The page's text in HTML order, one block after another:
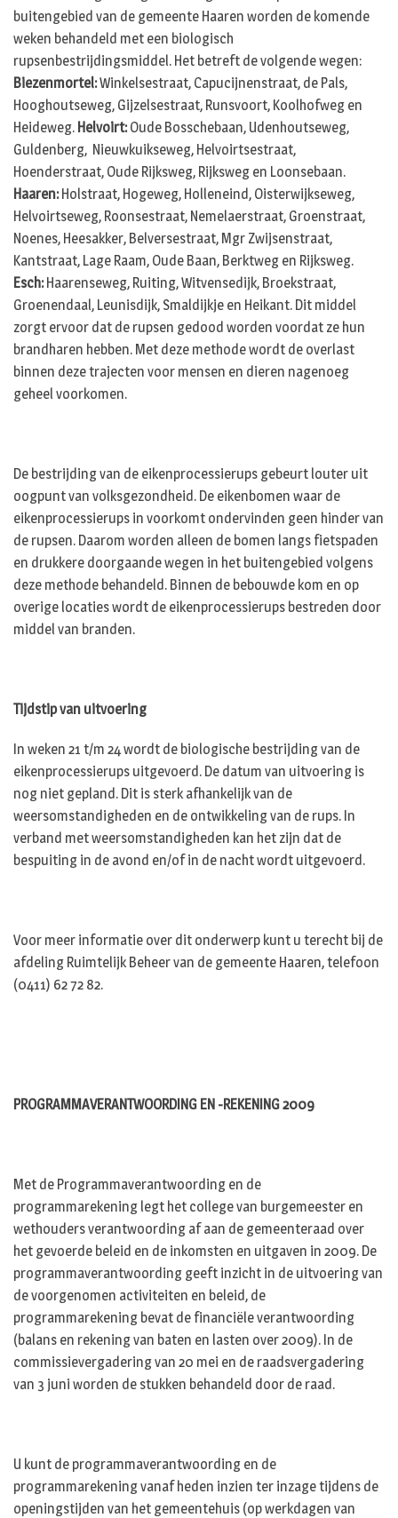
buitengebied van de gemeente Haaren worden de komende
weken behandeld met een biologisch
rupsenbestrijdingsmiddel. Het betreft de volgende wegen:
Biezenmortel:Winkelsestraat, Capucijnenstraat, de Pals,
Hooghoutseweg, Gijzelsestraat, Runsvoort, Koolhofweg en
Heideweg. Helvoirt:Oude Bosschebaan, Udenhoutseweg,
Guldenberg, Nieuwkuikseweg, Helvoirtsestraat,
Hoenderstraat, Oude Rijksweg, Rijksweg en Loonsebaan.
Haaren:Holstraat, Hogeweg, Holleneind, Oisterwijkseweg,
Helvoirtseweg, Roonsestraat, Nemelaerstraat, Groenstraat,
Noenes, Heesakker, Belversestraat, Mgr Zwijsenstraat,
Kantstraat, Lage Raam, Oude Baan, Berktweg en Rijksweg.
Esch:Haarenseweg, Ruiting, Witvensedijk, Broekstraat,
Groenendaal, Leunisdijk, Smaldijkje en Heikant. Dit middel
zorgt ervoor dat de rupsen gedood worden voordat ze hun
brandharen hebben. Met deze methode wordt de overlast
binnen deze trajecten voor mensen en dieren nagenoeg
geheel voorkomen.
De bestrijding van de eikenprocessierups gebeurt louter uit
oogpunt van volksgezondheid. De eikenbomen waar de
eikenprocessierups in voorkomt ondervinden geen hinder van
de rupsen. Daarom worden alleen de bomen langs fietspaden
en drukkere doorgaande wegen in het buitengebied volgens
deze methode behandeld. Binnen de bebouwde kom en op
overige locaties wordt de eikenprocessierups bestreden door
middel van branden.
Tijdstip van uitvoering
In weken 21 t/m 24 wordt de biologische bestrijding van de
eikenprocessierups uitgevoerd. De datum van uitvoering is
nog niet gepland. Dit is sterk afhankelijk van de
weersomstandigheden en de ontwikkeling van de rups. In
verband met weersomstandigheden kan het zijn dat de
bespuiting in de avond en/of in de nacht wordt uitgevoerd.
Voor meer informatie over dit onderwerp kunt u terecht bij de
afdeling Ruimtelijk Beheer van de gemeente Haaren, telefoon
(0411) 62 72 82.
PROGRAMMAVERANTWOORDING EN -REKENING 2009
Met de Programmaverantwoording en de
programmarekening legt het college van burgemeester en
wethouders verantwoording af aan de gemeenteraad over
het gevoerde beleid en de inkomsten en uitgaven in 2009. De
programmaverantwoording geeft inzicht in de uitvoering van
de voorgenomen activiteiten en beleid, de
programmarekening bevat de financiële verantwoording
(balans en rekening van baten en lasten over 2009). In de
commissievergadering van 20 mei en de raadsvergadering
van 3 juni worden de stukken behandeld door de raad.
U kunt de programmaverantwoording en de
programmarekening vanaf heden inzien ter inzage tijdens de
openingstijden van het gemeentehuis (op werkdagen van